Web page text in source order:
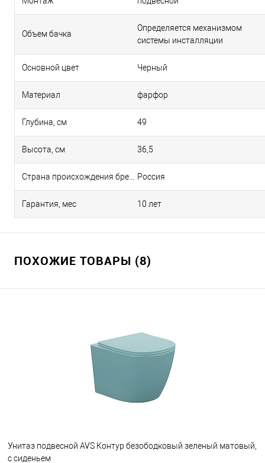
Объем бачка
Определяется механизмом
системы инсталляции
Основной цвет Черный
Материал фарфор
Глубина, см 49
Высота, см 36,5
Россия
Гарантия, мес 10 лет
ПОХОЖИЕ ТОВАРЫ (8)
Унитаз подвесной AVS Контур безободковый зеленый матовый,
с сиденьем